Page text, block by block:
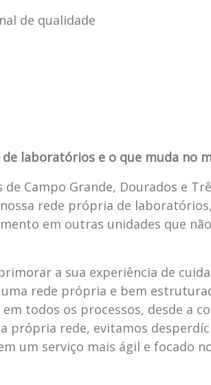
de qualidade
laboratórios e o que muda no
Campo Grande, Dourados e
rede própria de
em outras unidades que
a sua experiência de
rede própria e bem
todos os processos, desde a
própria rede, evitamos
um serviço mais ágil e focado